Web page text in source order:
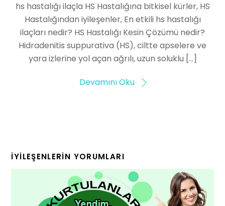
hs hastalığı ilaçla HS Hastalığına bitkisel kürler, HS
Hastalığından iyileşenler, En etkili hs hastalığı
ilaçları nedir? HS Hastalığı Kesin Çözümü nedir?
Hidradenitis suppurativa (HS), ciltte apselere ve
yara izlerine yol açan ağrılı, uzun soluklu […]
Devamını Oku
İYILEŞENLERIN YORUMLARI